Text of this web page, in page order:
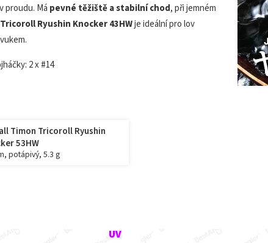
proudu. Má pevné těžiště a stabilní chod, při jemném
Tricoroll Ryushin Knocker 43HWje ideální pro lov
2 x #14
Timon Tricoroll Ryushin
53HW
potápivý, 5.3 g